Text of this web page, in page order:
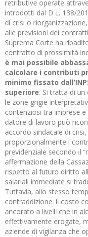
retributive operate
introdotti dal D.L. 138/
di crisi o
alle previsioni dei
Suprema Corte ha
contratto di prossimità
è mai possibile
calcolare i contributi
minimo fissato
superiore. Si tratta di
le zone grigie
contenziosi tra imprese
datore di lavoro può
accordo sindacale di
proporzionalmente i
previdenziale secondo il
affermazione della
rispetto al futuro diritto
salariali immediate si
Tuttavia, allo stesso
contraddizione: il costo
ancorato a livelli che in
effettivamente erogate,
aziende di vigilanza che